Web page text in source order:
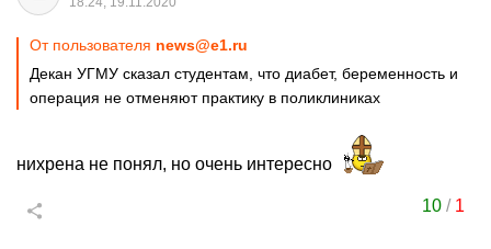
От пользователя news@e1.ru
Декан УГМУ сказал студентам, что диабет, беременность и
операция не отменяют практику в поликлиниках
нихрена не понял, но очень интересно
10 / 1